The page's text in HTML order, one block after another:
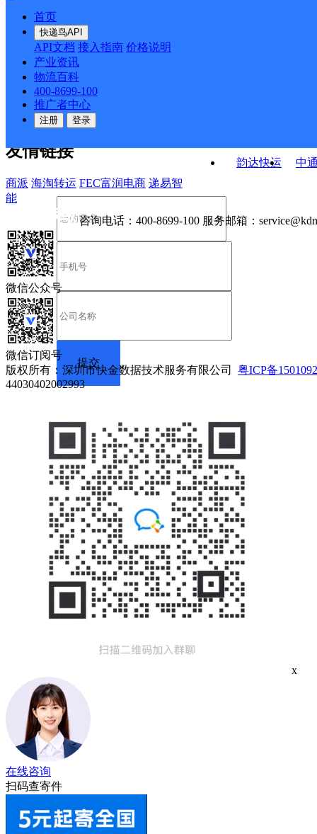
首页
快递鸟API
API文档 接入指南 价格说明
产业资讯
物流百科
400-8699-100
推广者中心
注册 登录
韵达快运
中
API接口 DEMO下载
关于我们
公司介绍 企业动态
合作伙伴 快递鸟接口服务协议
户隐私政策
友情链接
商派 海淘转运 FEC富润电商 递易智
能
咨询电话： 400-8699-100 服务邮箱：
微信公众号
微信订阅号
版权所有：深圳市快金数据技术服务有限公司 粤ICP备
44030402002993
x
在线咨询
扫码查寄件